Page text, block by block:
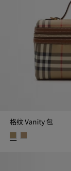
格纹 Vanity 包